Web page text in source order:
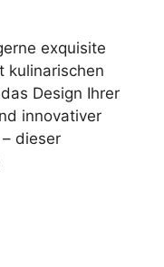
exquisite
kulinarischen
Design Ihrer
innovativer
dieser